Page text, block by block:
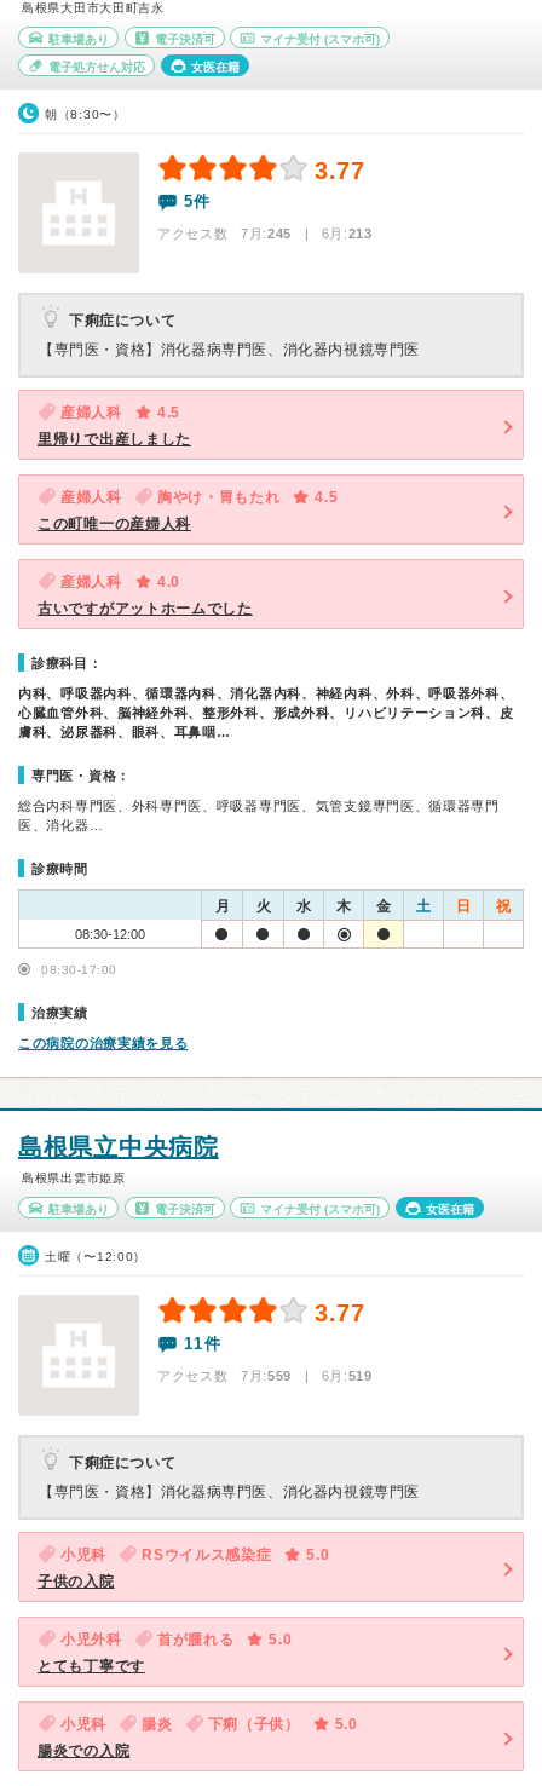
島根県大田市大田町吉永
駐車場あり 電子決済可 マイナ受付 (スマホ可)
電子処方せん対応 女医在籍
朝（8:30〜）
3.77
5件
アクセス数 7月:245 | 6月:213
下痢症について
【専門医・資格】 消化器病専門医、消化器内視鏡専門医
産婦人科
4.5
里帰りで出産しました
産婦人科 胸やけ・胃もたれ
4.5
この町唯一の産婦人科
産婦人科
4.0
古いですがアットホームでした
診療科目：
内科、呼吸器内科、循環器内科、消化器内科、神経内科、外科、呼吸器外科、
心臓血管外科、脳神経外科、整形外科、形成外科、リハビリテーション科、皮
膚科、泌尿器科、眼科、耳鼻咽…
専門医・資格：
総合内科専門医、外科専門医、呼吸器専門医、気管支鏡専門医、循環器専門
医、消化器…
診療時間
月 火 水 木 金 土 日 祝
08:30-12:00
08:30-17:00
治療実績
この病院の治療実績を見る
島根県立中央病院
島根県出雲市姫原
駐車場あり 電子決済可 マイナ受付 (スマホ可) 女医在籍
土曜（〜12:00）
3.77
11件
アクセス数 7月:559 | 6月:519
下痢症について
【専門医・資格】 消化器病専門医、消化器内視鏡専門医
小児科 RSウイルス感染症
5.0
子供の入院
小児外科 首が腫れる
5.0
とても丁寧です
小児科 腸炎 下痢（子供）
5.0
腸炎での入院